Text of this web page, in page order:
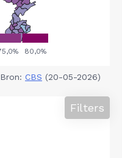
Bron: CBS (20-05-2026)
Filters